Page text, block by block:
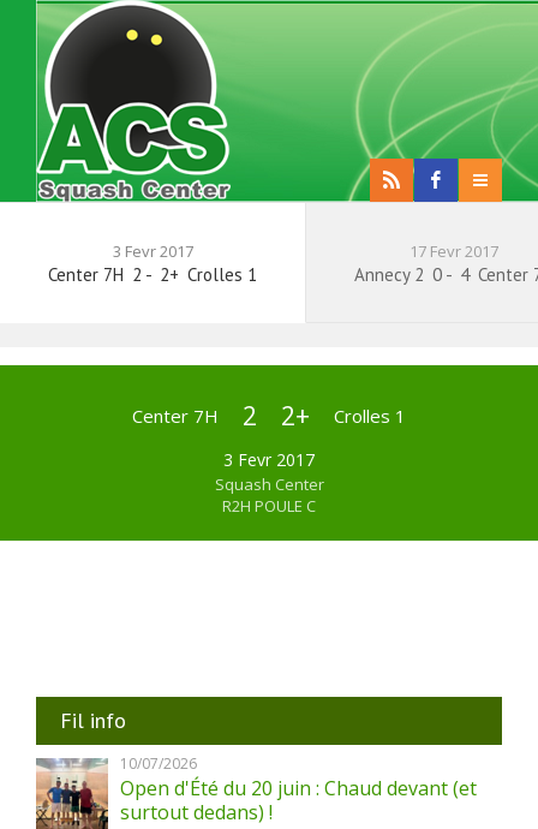
3 Fevr 2017
Center 7H 2 - 2+ Crolles 1
17 Fevr 2017
Annecy 2 0 - 4 Center
Center 7H 2 2+ Crolles 1
3 Fevr 2017
Squash Center
R2H POULE C
Fil info
10/07/2026
Open d'Été du 20 juin : Chaud devant (et
surtout dedans) !